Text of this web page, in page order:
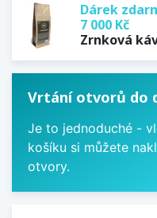
Dárek
7 000 Kč
Zrnková
Vrtání otvorů do
Je to jednoduché -
košíku si můžete
otvory.